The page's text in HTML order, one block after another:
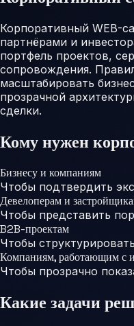
Корпоративный WEB-
партнёрами и
портфель проектов,
сопровождения.
масштабировать
прозрачной
сделки.
Кому нужен
Бизнесу и компаниям
Чтобы подтвердить
Девелоперам и
Чтобы представить
B2B-проектам
Чтобы
Компаниям, работающим с
Чтобы прозрачно
Какие задачи